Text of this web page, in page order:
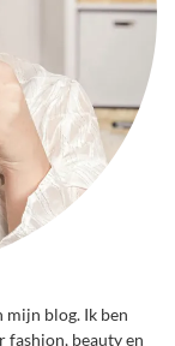
mijn blog. Ik ben
fashion, beauty en